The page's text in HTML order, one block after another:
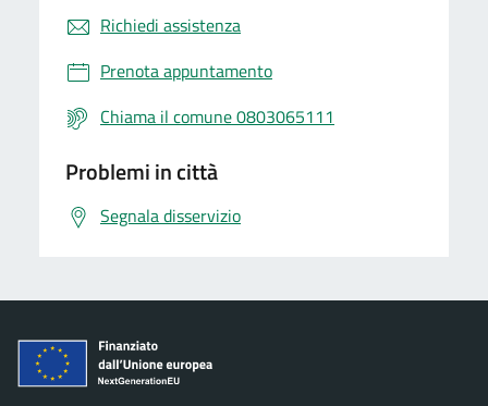
Richiedi assistenza
Prenota appuntamento
Chiama il comune 0803065111
Problemi in città
Segnala disservizio